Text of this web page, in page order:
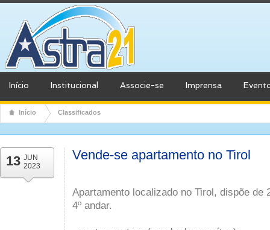
Início Institucional Associe-se Imprensa
Início Classificados
13 JUN
2023
Vende-se apartamento no Tirol
Apartamento localizado no Tirol, dispõe de
4º andar.